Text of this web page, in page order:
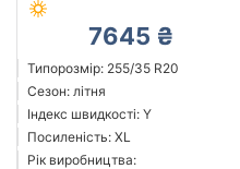
7645 ₴
Типорозмір: 255/35 R20
Сезон: літня
Індекс швидкості: Y
Посиленість: XL
Рік виробництва: